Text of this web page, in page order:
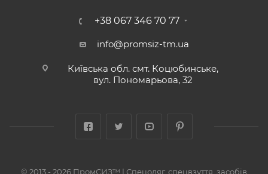
+38 067 346 70 77
info@promsiz-tm.ua
Київська обл. смт. Коцюбинське,
вул. Пономарьова, 32
© 2013 - 2026 ПромСИЗ™ | Спецодяг, спецвзуття, засобів